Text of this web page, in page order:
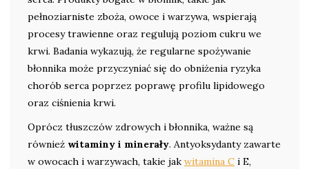
pełnoziarniste zboża, owoce i warzywa, wspierają
procesy trawienne oraz regulują poziom cukru we
krwi. Badania wykazują, że regularne spożywanie
błonnika może przyczyniać się do obniżenia ryzyka
chorób serca poprzez poprawę profilu lipidowego
oraz ciśnienia krwi.
Oprócz tłuszczów zdrowych i błonnika, ważne są
również witaminy i minerały. Antyoksydanty zawarte
w owocach i warzywach, takie jak witamina C i E,